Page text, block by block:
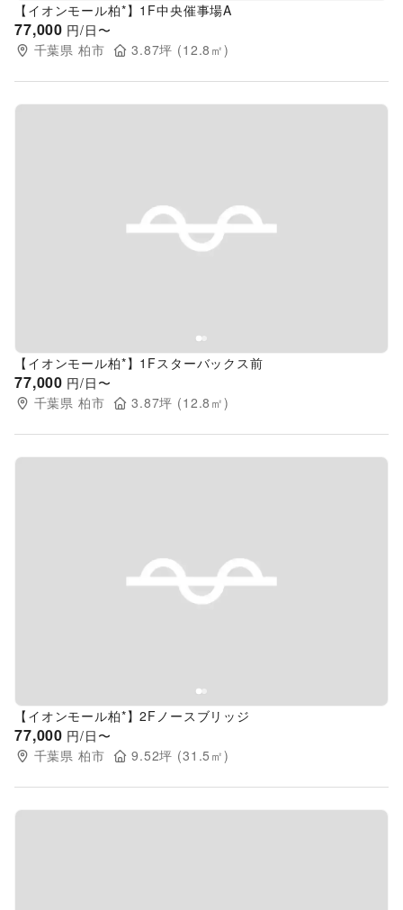
【イオンモール柏*】1F中央催事場A
77,000 円/日〜
千葉県 柏市 3.87坪 (12.8 ㎡)
Previous slide
【イオンモール柏*】1Fスターバックス前
77,000 円/日〜
千葉県 柏市 3.87坪 (12.8 ㎡)
Previous slide
【イオンモール柏*】2Fノースブリッジ
77,000 円/日〜
千葉県 柏市 9.52坪 (31.5 ㎡)